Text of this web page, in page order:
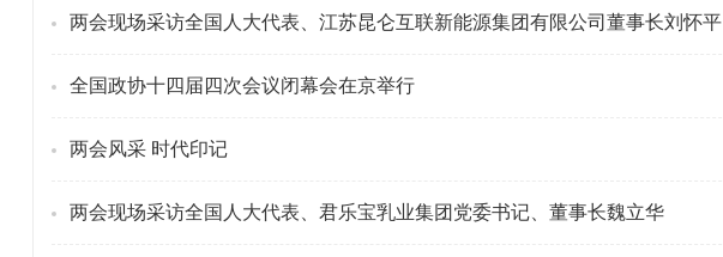
两会现场采访全国人大代表、江苏昆仑互联新能源集团有限公司董事长刘怀平
全国政协十四届四次会议闭幕会在京举行
两会风采 时代印记
两会现场采访全国人大代表、君乐宝乳业集团党委书记、董事长魏立华